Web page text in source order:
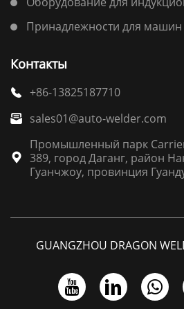
Принадлежности для машин
Контакты
 +86-13825187710
 sales01@auto-welder.com

Промышленный парк
389, город Даганг, район
Гуанчжоу, провинция
GUANGZHOU DRAGON
  